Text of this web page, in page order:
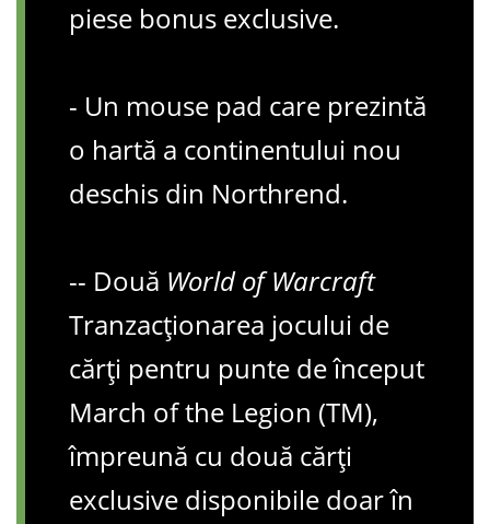
piese bonus exclusive.
- Un mouse pad care prezintă
o hartă a continentului nou
deschis din Northrend.
-- Două World of Warcraft
Tranzacționarea jocului de
cărți pentru punte de început
March of the Legion (TM),
împreună cu două cărți
exclusive disponibile doar în